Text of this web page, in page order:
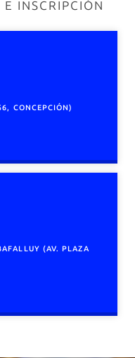
INSCRIPCIÓN
CONCEPCIÓN)
(AV. PLAZA